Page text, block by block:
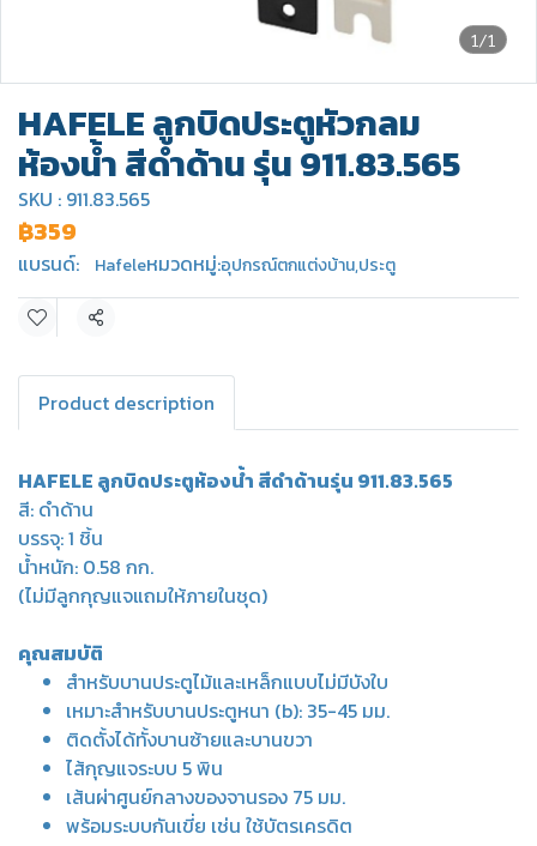
1/1
HAFELE ลูกบิดประตูหัวกลม
ห้องน้ำ สีดำด้าน รุ่น 911.83.565
SKU : 911.83.565
฿359
แบรนด์: Hafeleหมวดหมู่:อุปกรณ์ตกแต่งบ้าน,ประตู
แชร์
Product description
HAFELE ลูกบิดประตูห้องน้ำ สีดำด้านรุ่น 911.83.565
สี: ดำด้าน
บรรจุ: 1 ชิ้น
น้ำหนัก: 0.58 กก.
(ไม่มีลูกกุญแจแถมให้ภายในชุด)
คุณสมบัติ
สำหรับบานประตูไม้และเหล็กแบบไม่มีบังใบ
เหมาะสำหรับบานประตูหนา (b): 35-45 มม.
ติดตั้งได้ทั้งบานซ้ายและบานขวา
ไส้กุญแจระบบ 5 พิน
เส้นผ่าศูนย์กลางของจานรอง 75 มม.
พร้อมระบบกันเขี่ย เช่น ใช้บัตรเครดิต